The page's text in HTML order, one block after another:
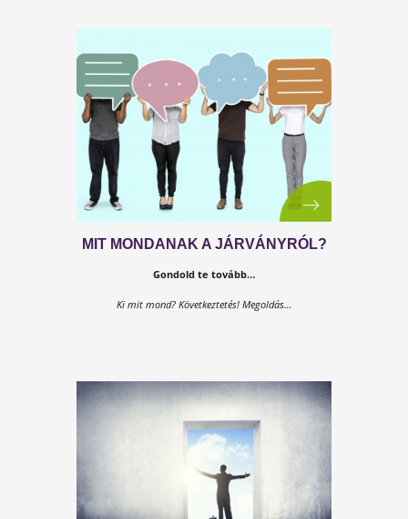
TENNÜNK KELL VALAMIT?
A tudósok azt mondják, hogy ez csak a kezdet és